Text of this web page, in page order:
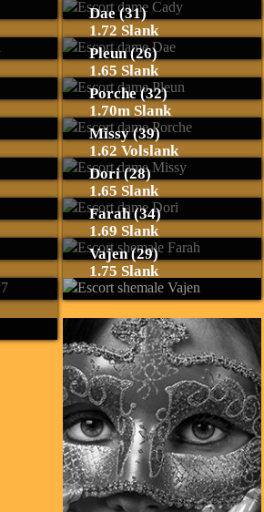
Dae (31)
1.72 Slank
Pleun (26)
1.65 Slank
Porche (32)
1.70m Slank
Missy (39)
1.62 Volslank
Dori (28)
1.65 Slank
Farah (34)
1.69 Slank
Vajen (29)
1.75 Slank